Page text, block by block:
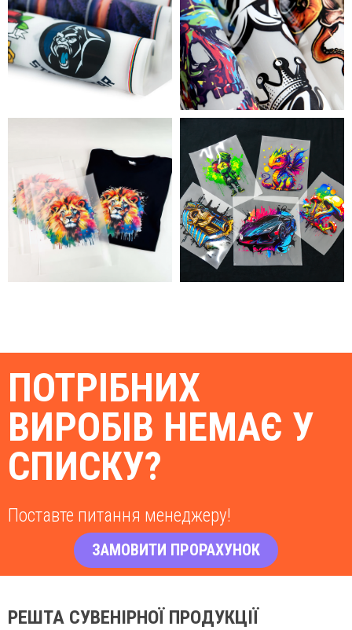
ПОТРІБНИХ
ВИРОБІВ НЕМАЄ У
СПИСКУ?
Поставте питання менеджеру!
ЗАМОВИТИ ПРОРАХУНОК
РЕШТА СУВЕНІРНОЇ ПРОДУКЦІЇ